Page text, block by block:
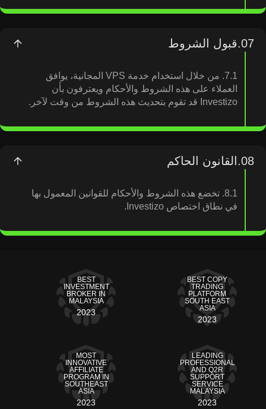
07. قبول الشروط
7.1. من خلال استخدام خدمة VPS المجانية، يوافق
العملاء على هذه الشروط والأحكام ويعترفون بأن
Investizo قد تقوم بتحديث هذه الشروط من وقت لآخر.
08. القانون الحاكم
8.1. تخضع هذه الشروط والأحكام للقوانين المعمول بها
في نطاق اختصاص Investizo.
BEST COPY
TRADING
PLATFORM
SOUTH EAST
ASIA
2023
BEST
INVESTMENT
BROKER IN
MALAYSIA
2023
LEADING
PROFESSIONAL
AND Q2R
SUPPORT
SERVICE
MALAYSIA
2023
MOST
INNOVATIVE
AFFILIATE
PROGRAM IN
SOUTHEAST
ASIA
2023